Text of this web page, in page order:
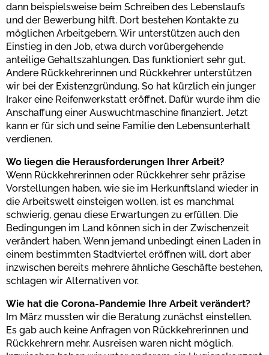
dann beispielsweise beim Schreiben des Lebenslaufs
und der Bewerbung hilft. Dort bestehen Kontakte zu
möglichen Arbeitgebern. Wir unterstützen auch den
Einstieg in den Job, etwa durch vorübergehende
anteilige Gehaltszahlungen. Das funktioniert sehr gut.
Andere Rückkehrerinnen und Rückkehrer unterstützen
wir bei der Existenzgründung. So hat kürzlich ein junger
Iraker eine Reifenwerkstatt eröffnet. Dafür wurde ihm die
Anschaffung einer Auswuchtmaschine finanziert. Jetzt
kann er für sich und seine Familie den Lebensunterhalt
verdienen.
Wo liegen die Herausforderungen Ihrer Arbeit?
Wenn Rückkehrerinnen oder Rückkehrer sehr präzise
Vorstellungen haben, wie sie im Herkunftsland wieder in
die Arbeitswelt einsteigen wollen, ist es manchmal
schwierig, genau diese Erwartungen zu erfüllen. Die
Bedingungen im Land können sich in der Zwischenzeit
verändert haben. Wenn jemand unbedingt einen Laden in
einem bestimmten Stadtviertel eröffnen will, dort aber
inzwischen bereits mehrere ähnliche Geschäfte bestehen,
schlagen wir Alternativen vor.
Wie hat die Corona-Pandemie Ihre Arbeit verändert?
Im März mussten wir die Beratung zunächst einstellen.
Es gab auch keine Anfragen von Rückkehrerinnen und
Rückkehrern mehr. Ausreisen waren nicht möglich.